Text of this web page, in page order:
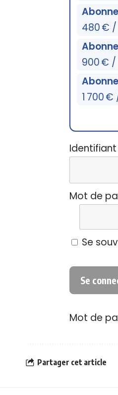
480 € /
900 € /
1 700 €
Identifiant
Mot de
Se
Mot de
Partager cet article